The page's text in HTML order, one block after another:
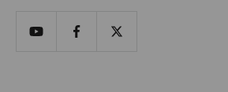
YoutubeFacebook
X